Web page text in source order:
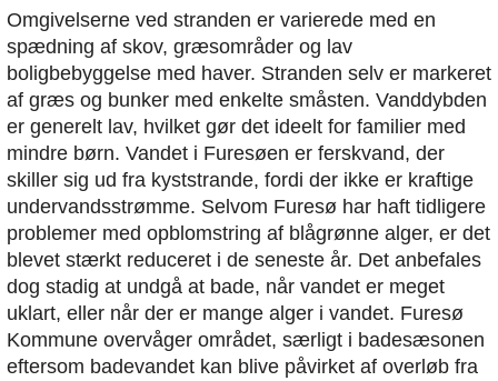
Omgivelserne ved stranden er varierede med en
spædning af skov, græsområder og lav
boligbebyggelse med haver. Stranden selv er markeret
af græs og bunker med enkelte småsten. Vanddybden
er generelt lav, hvilket gør det ideelt for familier med
mindre børn. Vandet i Furesøen er ferskvand, der
skiller sig ud fra kyststrande, fordi der ikke er kraftige
undervandsstrømme. Selvom Furesø har haft tidligere
problemer med opblomstring af blågrønne alger, er det
blevet stærkt reduceret i de seneste år. Det anbefales
dog stadig at undgå at bade, når vandet er meget
uklart, eller når der er mange alger i vandet. Furesø
Kommune overvåger området, særligt i badesæsonen
eftersom badevandet kan blive påvirket af overløb fra